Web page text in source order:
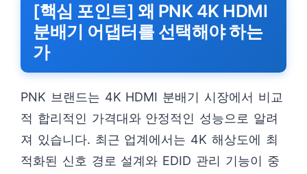
[핵심 포인트] 왜 PNK 4K HDMI
분배기 어댑터를 선택해야 하는
가
PNK 브랜드는 4K HDMI 분배기 시장에서 비교
적 합리적인 가격대와 안정적인 성능으로 알려
져 있습니다. 최근 업계에서는 4K 해상도에 최
적화된 신호 경로 설계와 EDID 관리 기능이 중